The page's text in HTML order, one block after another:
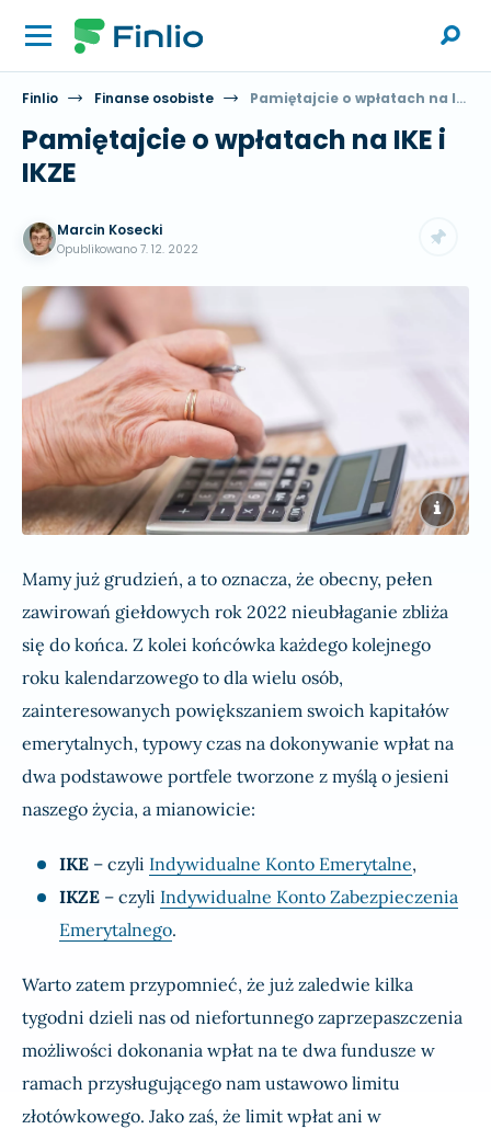
Finlio Finanse osobiste Pamiętajcie o wpłatach na IKE i IKZE
Pamiętajcie o wpłatach na IKE i
IKZE
Marcin Kosecki
Opublikowano 7. 12. 2022
Mamy już grudzień, a to oznacza, że obecny, pełen
zawirowań giełdowych rok 2022 nieubłaganie zbliża
się do końca. Z kolei końcówka każdego kolejnego
roku kalendarzowego to dla wielu osób,
zainteresowanych powiększaniem swoich kapitałów
emerytalnych, typowy czas na dokonywanie wpłat na
dwa podstawowe portfele tworzone z myślą o jesieni
naszego życia, a mianowicie:
IKE – czyli Indywidualne Konto Emerytalne,
IKZE – czyli Indywidualne Konto Zabezpieczenia
Emerytalnego.
Warto zatem przypomnieć, że już zaledwie kilka
tygodni dzieli nas od niefortunnego zaprzepaszczenia
możliwości dokonania wpłat na te dwa fundusze w
ramach przysługującego nam ustawowo limitu
złotówkowego. Jako zaś, że limit wpłat ani w